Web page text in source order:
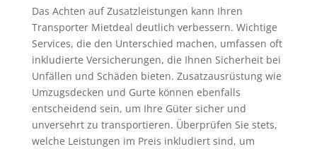
Das Achten auf Zusatzleistungen kann Ihren
Transporter Mietdeal deutlich verbessern. Wichtige
Services, die den Unterschied machen, umfassen oft
inkludierte Versicherungen, die Ihnen Sicherheit bei
Unfällen und Schäden bieten. Zusatzausrüstung wie
Umzugsdecken und Gurte können ebenfalls
entscheidend sein, um Ihre Güter sicher und
unversehrt zu transportieren. Überprüfen Sie stets,
welche Leistungen im Preis inkludiert sind, um